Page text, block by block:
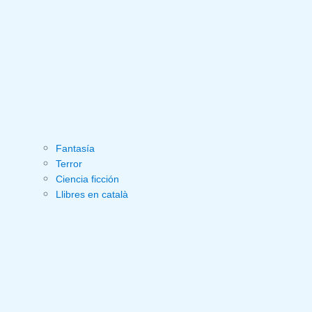
Fantasía
Terror
Ciencia ficción
Llibres en català